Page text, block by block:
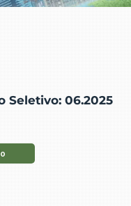
Seletivo: 06.2025